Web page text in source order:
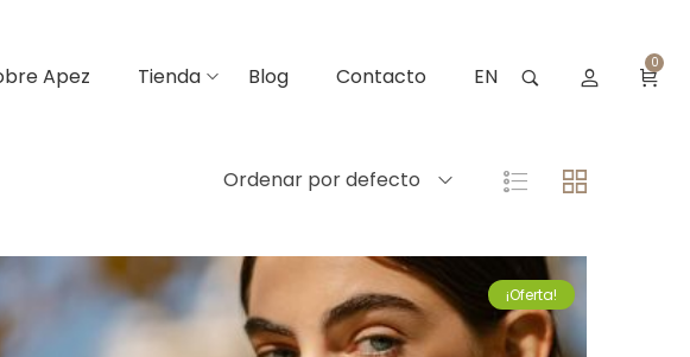
Apez Tienda Blog Contacto EN
0
Ordenar por defecto
¡Oferta!